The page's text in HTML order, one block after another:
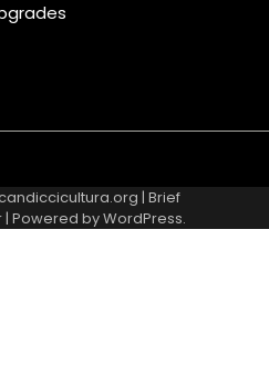
Us
Us
Policy
Policy
and
Conditions
| Brief
| Powered byWordPress.